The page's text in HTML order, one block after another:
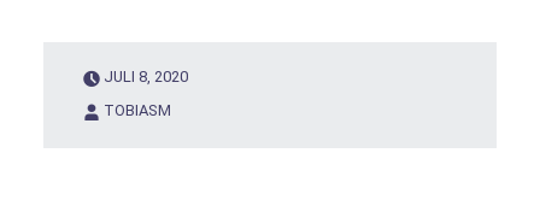
JULI 8, 2020
TOBIASM